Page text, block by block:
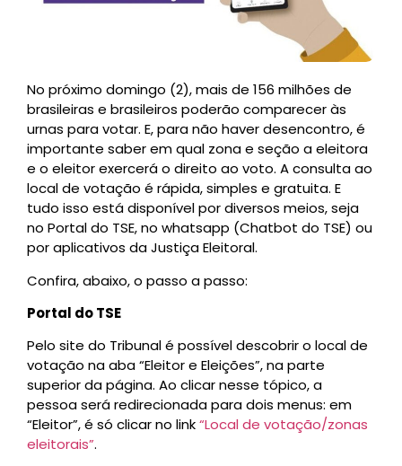
No próximo domingo (2), mais de 156 milhões de
brasileiras e brasileiros poderão comparecer às
urnas para votar. E, para não haver desencontro, é
importante saber em qual zona e seção a eleitora
e o eleitor exercerá o direito ao voto. A consulta ao
local de votação é rápida, simples e gratuita. E
tudo isso está disponível por diversos meios, seja
no Portal do TSE, no whatsapp (Chatbot do TSE) ou
por aplicativos da Justiça Eleitoral.
Confira, abaixo, o passo a passo:
Portal do TSE
Pelo site do Tribunal é possível descobrir o local de
votação na aba “Eleitor e Eleições”, na parte
superior da página. Ao clicar nesse tópico, a
pessoa será redirecionada para dois menus: em
“Eleitor”, é só clicar no link“Local de votação/zonas
eleitorais”.